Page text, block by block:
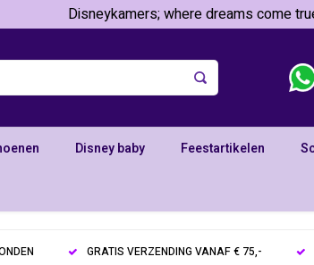
Disneykamers; where dreams come
Disney baby Feestartikelen
GRATIS VERZENDING VANAF € 75,-